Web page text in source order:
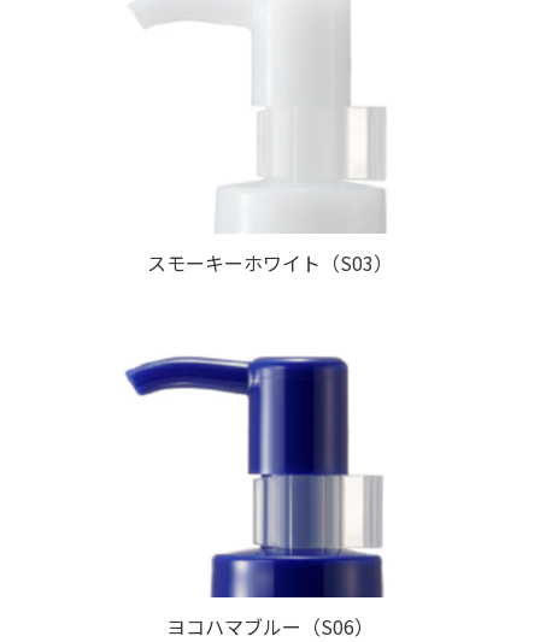
スモーキーホワイト（S03）
ヨコハマブルー（S06）